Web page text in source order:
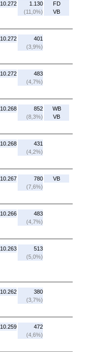
10.272
1.130
(11,0%)
FD
VB
10.272
401
(3,9%)
10.272
483
(4,7%)
10.268
852
(8,3%)
WB
VB
10.268
431
(4,2%)
10.267
780
(7,6%)
VB
10.266
483
(4,7%)
10.263
513
(5,0%)
10.262
380
(3,7%)
10.259
472
(4,6%)